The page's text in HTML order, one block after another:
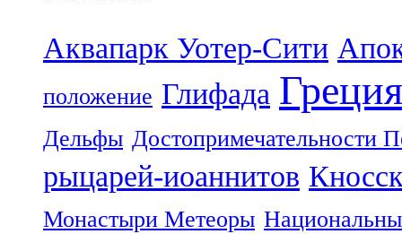
Аквапарк Уотер-Сити
положение Глифада Греция
Дельфы Достопримечательности
рыцарей-иоаннитов
Монастыри Метеоры